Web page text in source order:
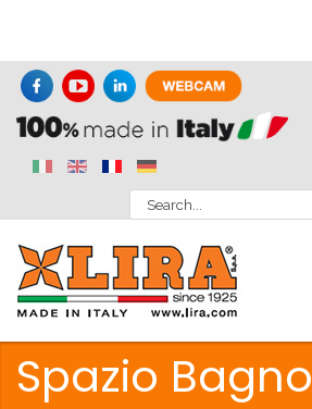
Spazio Bagno